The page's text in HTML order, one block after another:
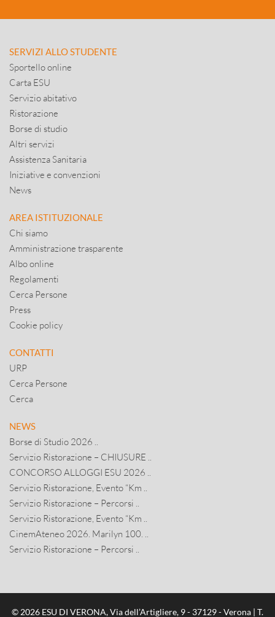
SERVIZI ALLO STUDENTE
Sportello online
Carta ESU
Servizio abitativo
Ristorazione
Borse di studio
Altri servizi
Assistenza Sanitaria
Iniziative e convenzioni
News
AREA ISTITUZIONALE
Chi siamo
Amministrazione trasparente
Albo online
Regolamenti
Cerca Persone
Press
Cookie policy
CONTATTI
URP
Cerca Persone
Cerca
NEWS
Borse di Studio 2026 ..
Servizio Ristorazione – CHIUSURE ..
CONCORSO ALLOGGI ESU 2026 ..
Servizio Ristorazione, Evento “Km ..
Servizio Ristorazione – Percorsi ..
Servizio Ristorazione, Evento “Km ..
CinemAteneo 2026. Marilyn 100. ..
Servizio Ristorazione – Percorsi ..
© 2026 ESU DI VERONA, Via dell’Artigliere, 9 - 37129 - Verona | T.